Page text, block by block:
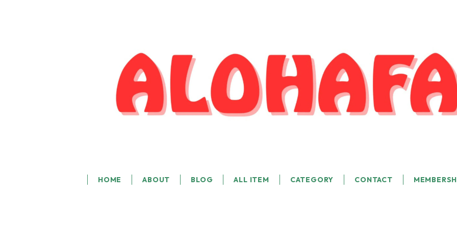
HOME ABOUT BLOG ALL ITEM CATEGORY CONTACT